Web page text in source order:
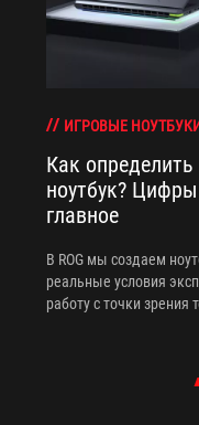
ИГРОВЫЕ НОУТБУКИ
Как
ноутбук?
главное
В ROG мы создаем
реальные условия
работу с точки зрения